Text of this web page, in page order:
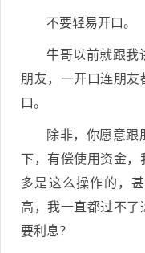
不要轻易开口。
牛哥以前就跟我
朋友，一开口连朋
口。
除非，你愿意跟
下，有偿使用资金，
多是这么操作的，
高，我一直都过不了
要利息？